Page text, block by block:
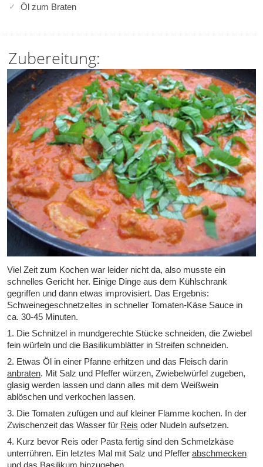
Öl zum Braten
Zubereitung:
Viel Zeit zum Kochen war leider nicht da, also musste ein
schnelles Gericht her. Einige Dinge aus dem Kühlschrank
gegriffen und dann etwas improvisiert. Das Ergebnis:
Schweinegeschnetzeltes in schneller Tomaten-Käse Sauce in
ca. 30-45 Minuten.
1. Die Schnitzel in mundgerechte Stücke schneiden, die Zwiebel
fein würfeln und die Basilikumblätter in Streifen schneiden.
2. Etwas Öl in einer Pfanne erhitzen und das Fleisch darin
anbraten. Mit Salz und Pfeffer würzen, Zwiebelwürfel zugeben,
glasig werden lassen und dann alles mit dem Weißwein
ablöschen und verkochen lassen.
3. Die Tomaten zufügen und auf kleiner Flamme kochen. In der
Zwischenzeit das Wasser für Reis oder Nudeln aufsetzen.
4. Kurz bevor Reis oder Pasta fertig sind den Schmelzkäse
unterrühren. Ein letztes Mal mit Salz und Pfeffer abschmecken